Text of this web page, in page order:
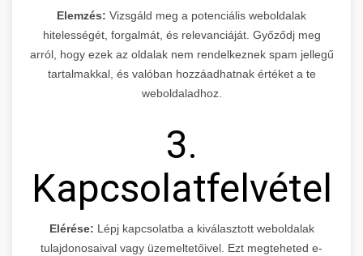
Elemzés: Vizsgáld meg a potenciális weboldalak
hitelességét, forgalmát, és relevanciáját. Győződj meg
arról, hogy ezek az oldalak nem rendelkeznek spam jellegű
tartalmakkal, és valóban hozzáadhatnak értéket a te
weboldaladhoz.
3.
Kapcsolatfelvétel
Elérése: Lépj kapcsolatba a kiválasztott weboldalak
tulajdonosaival vagy üzemeltetőivel. Ezt megteheted e-